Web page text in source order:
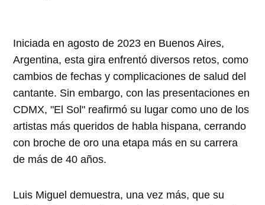
Iniciada en agosto de 2023 en Buenos Aires,
Argentina, esta gira enfrentó diversos retos, como
cambios de fechas y complicaciones de salud del
cantante. Sin embargo, con las presentaciones en
CDMX, "El Sol" reafirmó su lugar como uno de los
artistas más queridos de habla hispana, cerrando
con broche de oro una etapa más en su carrera
de más de 40 años.
Luis Miguel demuestra, una vez más, que su